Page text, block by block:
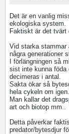
Det är en vanlig
ekologiska system.
Faktiskt är det tvärt
Vid starka stammar
några generationer
I förlängningen så
sist inte kunna föda
decimeras i antal.
Sakta ökar så
hela cykeln om igen.
Man kallar det
art och biotop mm..
Detta påverkar
predator/bytesdjur